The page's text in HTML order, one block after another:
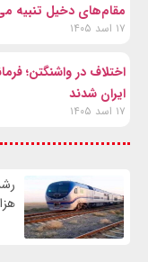
مقام‌های دخیل تنبیه
۱۷ اسد ۱۴۰۵
اختلاف در واشنگتن؛
ایران شدند
۱۷ اسد ۱۴۰۵